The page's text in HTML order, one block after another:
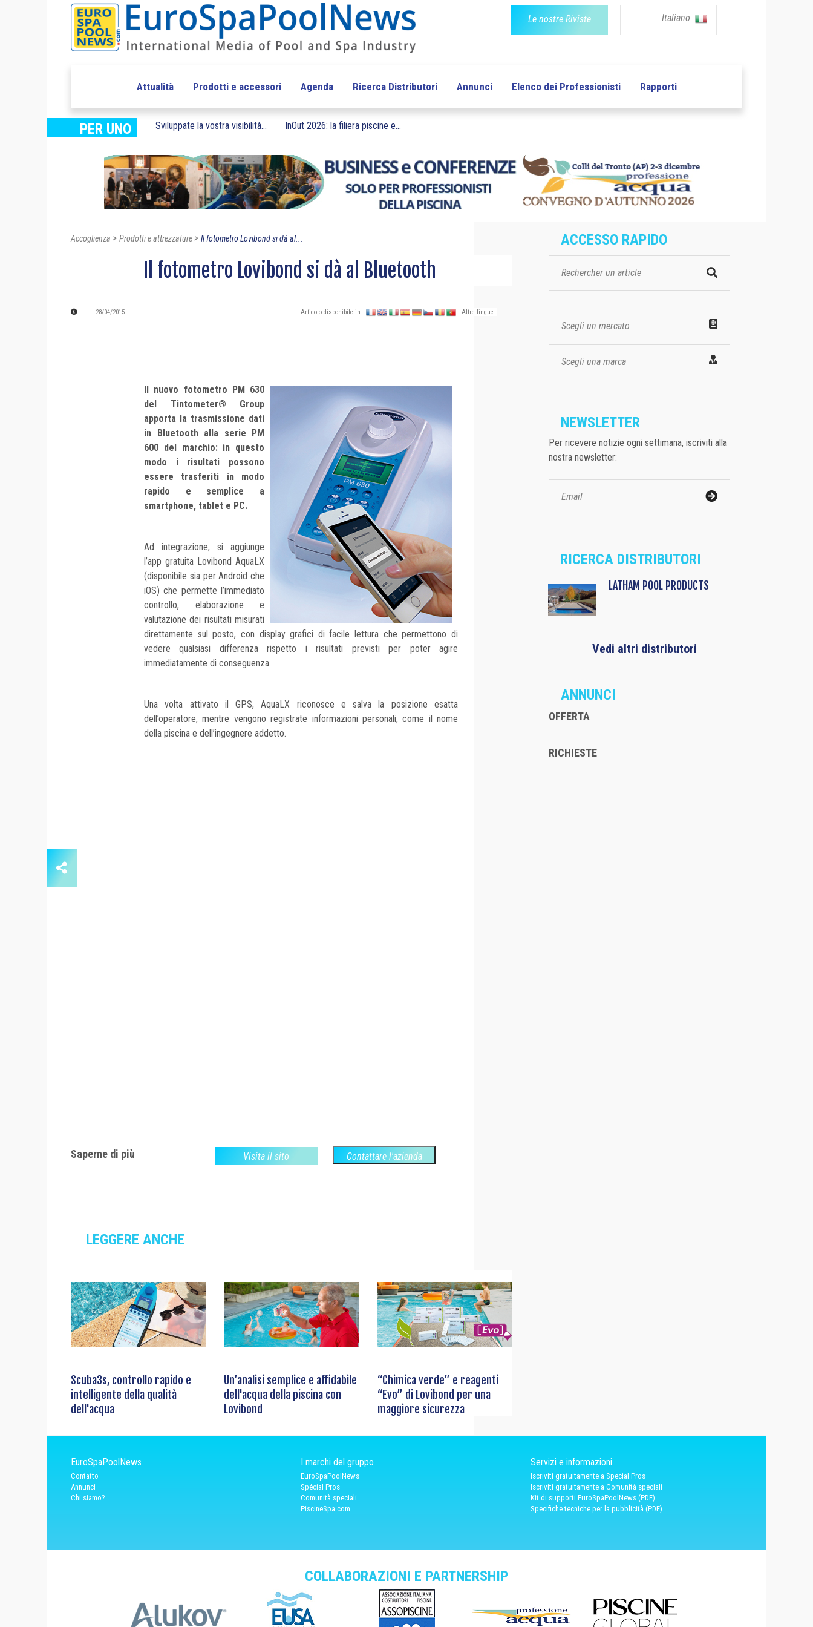
Le nostre Riviste Italiano
Attualità Prodotti e accessori Agenda Ricerca Distributori Annunci Elenco dei Professionisti Rapporti
PER UNO Sviluppate la vostra visibilità... InOut 2026: la filiera piscine e...
Accoglienza > Prodotti e attrezzature> Il fotometro Lovibond si dà al...
Il fotometro Lovibond si dà al Bluetooth
28/04/2015 Articolo disponibile in : | Altre lingue :
Il nuovo fotometro PM 630
del Tintometer® Group
apporta la trasmissione dati
in Bluetooth alla serie PM
600 del marchio: in questo
modo i risultati possono
essere trasferiti in modo
rapido e semplice a
smartphone, tablet e PC.
Ad integrazione, si aggiunge
l’app gratuita Lovibond AquaLX
(disponibile sia per Android che
iOS) che permette l’immediato
controllo, elaborazione e
valutazione dei risultati misurati
direttamente sul posto, con display grafici di facile lettura che permettono di
vedere qualsiasi differenza rispetto i risultati previsti per poter agire
immediatamente di conseguenza.
Una volta attivato il GPS, AquaLX riconosce e salva la posizione esatta
dell’operatore, mentre vengono registrate informazioni personali, come il nome
della piscina e dell’ingegnere addetto.
Saperne di più Visita il sito Contattare l'azienda
LEGGERE ANCHE
Scuba3s, controllo rapido e
intelligente della qualità
dell'acqua
Un’analisi semplice e affidabile
dell'acqua della piscina con
Lovibond
“Chimica verde” e reagenti
“Evo” di Lovibond per una
maggiore sicurezza
ACCESSO RAPIDO
Scegli un mercato
Scegli una marca
NEWSLETTER
Per ricevere notizie ogni settimana, iscriviti alla
nostra newsletter:
RICERCA DISTRIBUTORI
LATHAM POOL PRODUCTS
Vedi altri distributori
ANNUNCI
OFFERTA
RICHIESTE
EuroSpaPoolNews
Contatto
Annunci
Chi siamo?
I marchi del gruppo
EuroSpaPoolNews
Spécial Pros
Comunità speciali
PiscineSpa.com
Servizi e informazioni
Iscriviti gratuitamente a Special Pros
Iscriviti gratuitamente a Comunità speciali
Kit di supporti EuroSpaPoolNews (PDF)
Specifiche tecniche per la pubblicità (PDF)
COLLABORAZIONI E PARTNERSHIP